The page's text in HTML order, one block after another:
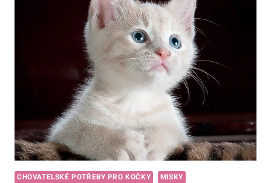
MISKY:
KREATIVNÍ
ŘEŠENÍ
PRO
VÁŠ
ZVĚDAVÝ
MLSNÝK!
CHOVATELSKÉ POTŘEBY PRO KOČKY MISKY